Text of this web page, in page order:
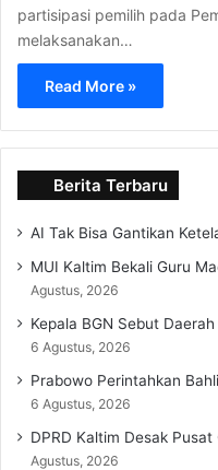
partisipasi pemilih pada
melaksanakan…
Read More »
Berita Terbaru
AI Tak Bisa Gantikan
MUI Kaltim Bekali Guru
Agustus, 2026
Kepala BGN Sebut
6 Agustus, 2026
Prabowo Perintahkan
6 Agustus, 2026
DPRD Kaltim Desak
Agustus, 2026